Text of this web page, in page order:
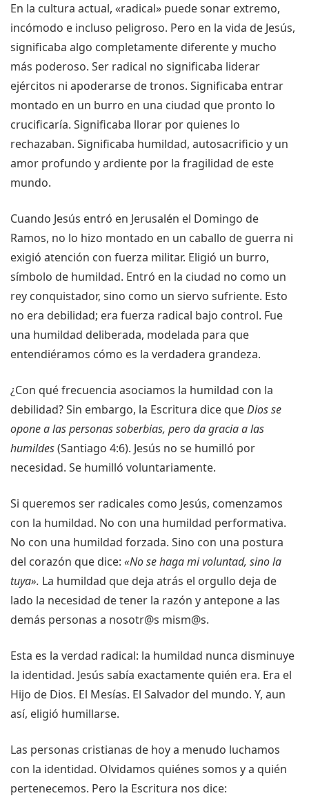
En la cultura actual, «radical» puede sonar extremo,
incómodo e incluso peligroso. Pero en la vida de Jesús,
significaba algo completamente diferente y mucho
más poderoso. Ser radical no significaba liderar
ejércitos ni apoderarse de tronos. Significaba entrar
montado en un burro en una ciudad que pronto lo
crucificaría. Significaba llorar por quienes lo
rechazaban. Significaba humildad, autosacrificio y un
amor profundo y ardiente por la fragilidad de este
mundo.
Cuando Jesús entró en Jerusalén el Domingo de
Ramos, no lo hizo montado en un caballo de guerra ni
exigió atención con fuerza militar. Eligió un burro,
símbolo de humildad. Entró en la ciudad no como un
rey conquistador, sino como un siervo sufriente. Esto
no era debilidad; era fuerza radical bajo control. Fue
una humildad deliberada, modelada para que
entendiéramos cómo es la verdadera grandeza.
¿Con qué frecuencia asociamos la humildad con la
debilidad? Sin embargo, la Escritura dice queDios se
opone a las personas soberbias, pero da gracia a las
humildes(Santiago 4:6). Jesús no se humilló por
necesidad. Se humilló voluntariamente.
Si queremos ser radicales como Jesús, comenzamos
con la humildad. No con una humildad performativa.
No con una humildad forzada. Sino con una postura
del corazón que dice: «No se haga mi voluntad, sino la
tuya». La humildad que deja atrás el orgullo deja de
lado la necesidad de tener la razón y antepone a las
demás personas a nosotr@s mism@s.
Esta es la verdad radical: la humildad nunca disminuye
la identidad. Jesús sabía exactamente quién era. Era el
Hijo de Dios. El Mesías. El Salvador del mundo. Y, aun
así, eligió humillarse.
Las personas cristianas de hoy a menudo luchamos
con la identidad. Olvidamos quiénes somos y a quién
pertenecemos. Pero la Escritura nos dice: